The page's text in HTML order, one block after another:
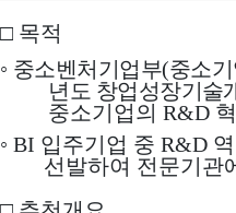
□ 목적
◦ 중소벤처기업부(중소
년도 창업성장기술
중소기업의R&D
◦ BI 입주기업 중 R&D
선발하여 전문기관